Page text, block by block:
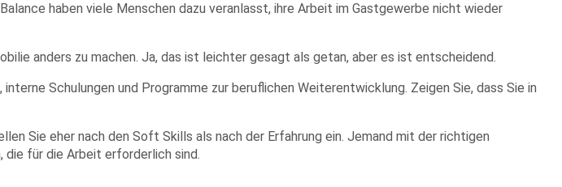
haben viele Menschen dazu veranlasst, ihre Arbeit im Gastgewerbe nicht wieder
anders zu machen. Ja, das ist leichter gesagt als getan, aber es ist entscheidend.
Schulungen und Programme zur beruflichen Weiterentwicklung. Zeigen Sie, dass Sie in
Sie eher nach den Soft Skills als nach der Erfahrung ein. Jemand mit der richtigen
die für die Arbeit erforderlich sind.